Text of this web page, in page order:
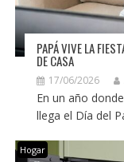
PAPÁ VIVE LA
DE CASA
17/06/2026
En un año
llega el Día del
Hogar